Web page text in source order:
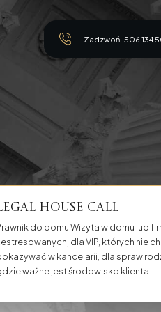
Zadzwoń: 506 134
House Call
do domu Wizyta w domu lub
dla VIP, których nie
w kancelarii, dla spraw
ważne jest środowisko klienta.